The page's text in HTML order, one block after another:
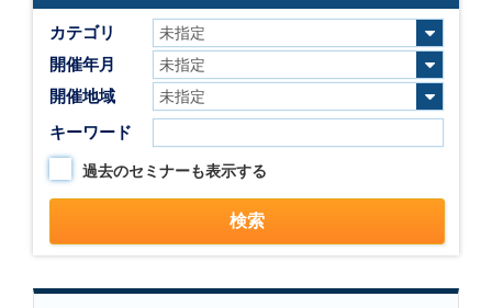
カテゴリ
開催年月
開催地域
キーワード
過去のセミナーも表示する